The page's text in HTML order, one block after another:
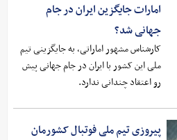
امارات جایگزین ایران در جام
جهانی شد؟
کارشناس مشهور اماراتی، به جایگزینی تیم
ملی این کشور با ایران در جام جهانی پیش
رو اعتقاد چندانی ندارد.
پیروزی تیم ملی فوتبال کشورمان